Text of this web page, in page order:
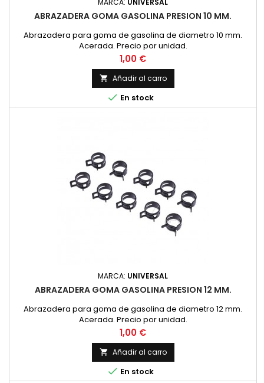
MARCA: UNIVERSAL
ABRAZADERA GOMA GASOLINA PRESION 10 MM.
Abrazadera para goma de gasolina de diametro 10 mm.
Acerada. Precio por unidad.
Precio
1,00 €
 Añadir al carro
 En stock
MARCA: UNIVERSAL
ABRAZADERA GOMA GASOLINA PRESION 12 MM.
Abrazadera para goma de gasolina de diametro 12 mm.
Acerada. Precio por unidad.
Precio
1,00 €
 Añadir al carro
 En stock